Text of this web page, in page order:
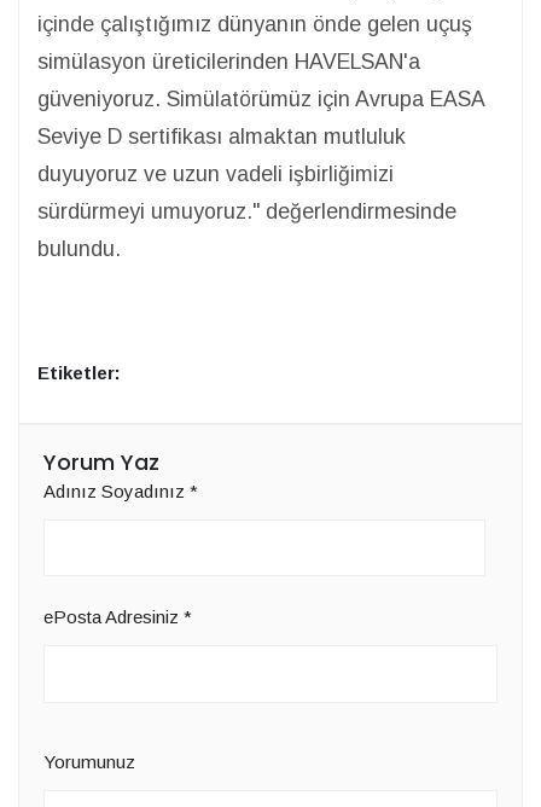
içinde çalıştığımız dünyanın önde gelen uçuş
simülasyon üreticilerinden HAVELSAN'a
güveniyoruz. Simülatörümüz için Avrupa EASA
Seviye D sertifikası almaktan mutluluk
duyuyoruz ve uzun vadeli işbirliğimizi
sürdürmeyi umuyoruz." değerlendirmesinde
bulundu.
Etiketler:
Yorum Yaz
Adınız Soyadınız *
ePosta Adresiniz *
Yorumunuz